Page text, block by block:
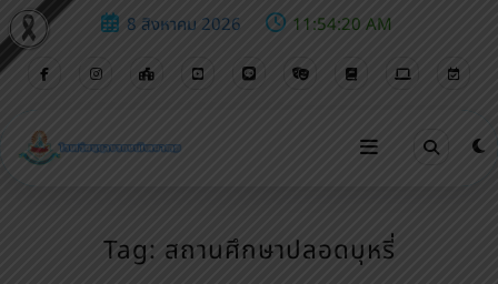
8 สิงหาคม 2026 11:54:21 AM
Tag: สถานศึกษาปลอดบุหรี่